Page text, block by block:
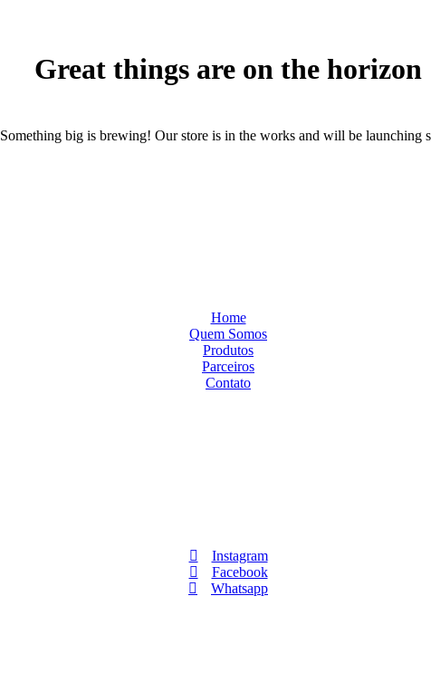
Great things are on the horizon
Something big is brewing! Our store is in the works and will be launching
Home
Quem Somos
Produtos
Parceiros
Contato
Instagram
Facebook
Whatsapp